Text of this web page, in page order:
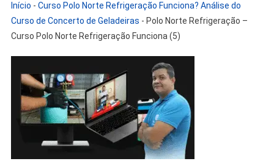
Início - Curso Polo Norte Refrigeração Funciona? Análise do
Curso de Concerto de Geladeiras - Polo Norte Refrigeração –
Curso Polo Norte Refrigeração Funciona (5)